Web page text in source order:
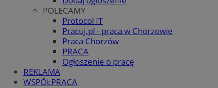
POLECAMY
Protocol IT
Pracuj.pl - praca w Chorzowie
Praca Chorzów
PRACA
Ogłoszenie o pracę
REKLAMA
WSPÓŁPRACA